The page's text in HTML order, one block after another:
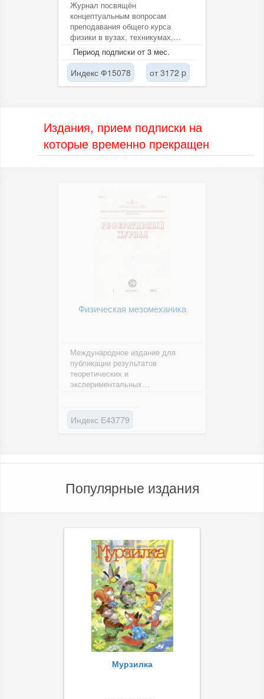
Журнал посвящён
концептуальным вопросам
преподавания общего курса
физики в вузах, техникумах,
колледжах стран СНГ:
http://pinhe.lebedev.ru
Период подписки от 3 мес.
Индекс Ф15078 от 3172 p
Издания, прием подписки на
которые временно прекращен
Физическая мезомеханика
Международное издание для
публикации результатов
теоретических и
экспериментальных
мезомеханики, а также...
Индекс Е43779
Популярные издания
Мурзилка